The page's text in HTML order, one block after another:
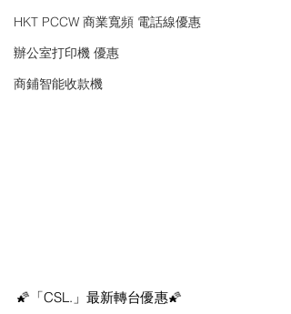
HKT PCCW 商業寬頻 電話線優惠
辦公室打印機 優惠
商鋪智能收款機
🌠「CSL.」最新轉台優惠🌠